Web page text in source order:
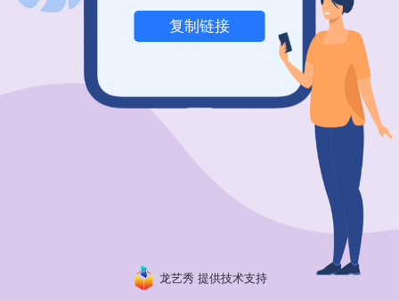
粤ICP备19150304号
举报
复制链接
龙艺秀 提供技术支持